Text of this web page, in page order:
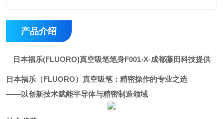
产品介绍
日本福乐(FLUORO)真空吸笔笔身F001-X-成都藤田科技提供
日本福乐（FLUORO）真空吸笔：精密操作的专业之选
——以创新技术赋能半导体与精密制造领域